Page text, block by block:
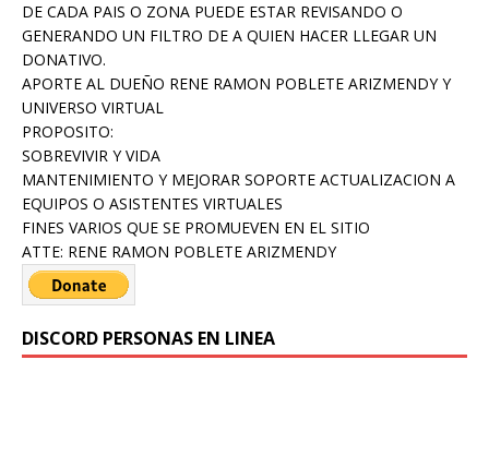
DE CADA PAIS O ZONA PUEDE ESTAR REVISANDO O
GENERANDO UN FILTRO DE A QUIEN HACER LLEGAR UN
DONATIVO.
APORTE AL DUEÑO RENE RAMON POBLETE ARIZMENDY Y
UNIVERSO VIRTUAL
PROPOSITO:
SOBREVIVIR Y VIDA
MANTENIMIENTO Y MEJORAR SOPORTE ACTUALIZACION A
EQUIPOS O ASISTENTES VIRTUALES
FINES VARIOS QUE SE PROMUEVEN EN EL SITIO
ATTE: RENE RAMON POBLETE ARIZMENDY
DISCORD PERSONAS EN LINEA